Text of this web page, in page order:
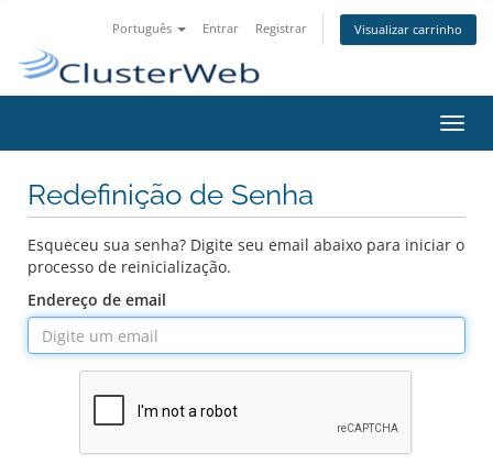
Português Entrar Registrar Visualizar carrinho
Redefinição de Senha
Esqueceu sua senha? Digite seu email abaixo para iniciar o
processo de reinicialização.
Endereço de email